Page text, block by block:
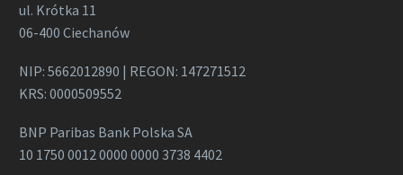
ul. Krótka 11
06-400 Ciechanów
NIP: 5662012890 | REGON: 147271512
KRS: 0000509552
BNP Paribas Bank Polska SA
10 1750 0012 0000 0000 3738 4402